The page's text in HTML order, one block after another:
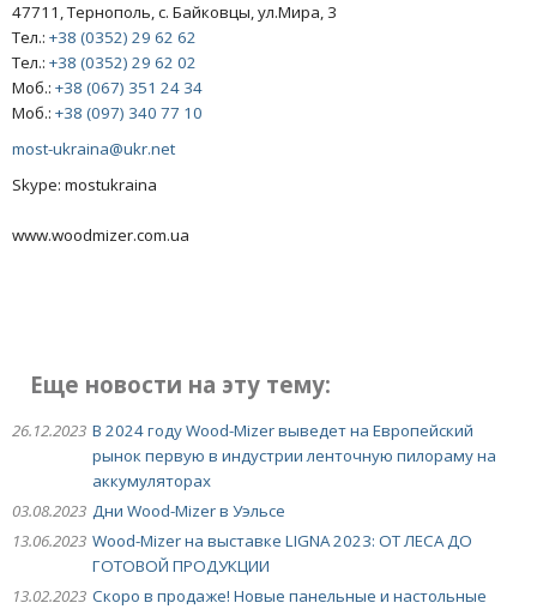
47711, Тернополь, с. Байковцы, ул.Мира, 3
Тел.: +38 (0352) 29 62 62
Тел.: +38 (0352) 29 62 02
Моб.: +38 (067) 351 24 34
Моб.: +38 (097) 340 77 10
most-ukraina@ukr.net
Skype: mostukraina
www.woodmizer.com.ua
Еще новости на эту тему:
26.12.2023 В 2024 году Wood-Mizer выведет на Европейский
рынок первую в индустрии ленточную пилораму на
аккумуляторах
03.08.2023 Дни Wood-Mizer в Уэльсе
13.06.2023 Wood-Mizer на выставке LIGNA 2023: ОТ ЛЕСА ДО
ГОТОВОЙ ПРОДУКЦИИ
13.02.2023 Скоро в продаже! Новые панельные и настольные